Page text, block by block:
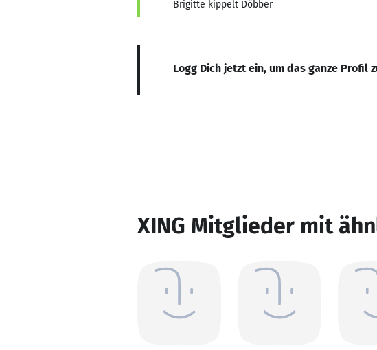
Brigitte kippelt Döbber
Logg Dich jetzt ein, um das ganze Profil
XING Mitglieder mit